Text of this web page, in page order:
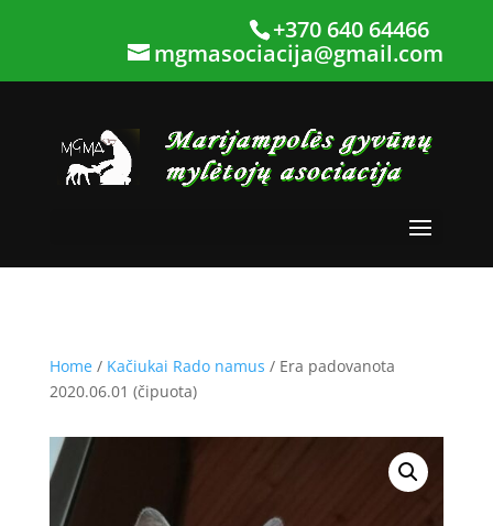
+370 640 64466
mgmasociacija@gmail.com
Home/ Kačiukai Rado namus / Era padovanota
2020.06.01 (čipuota)